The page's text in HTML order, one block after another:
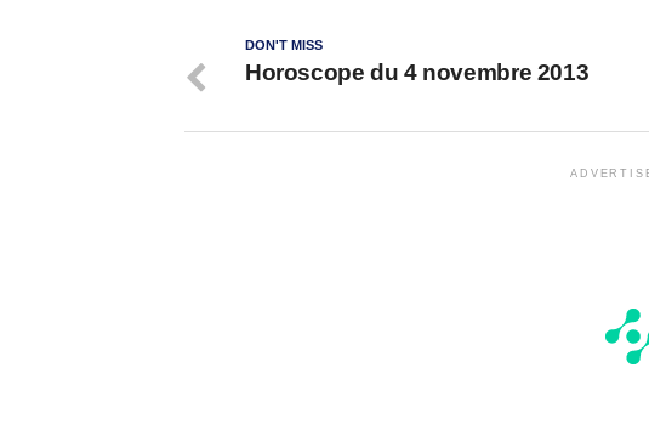
DON'T MISS
Horoscope du 4 novembre 2013